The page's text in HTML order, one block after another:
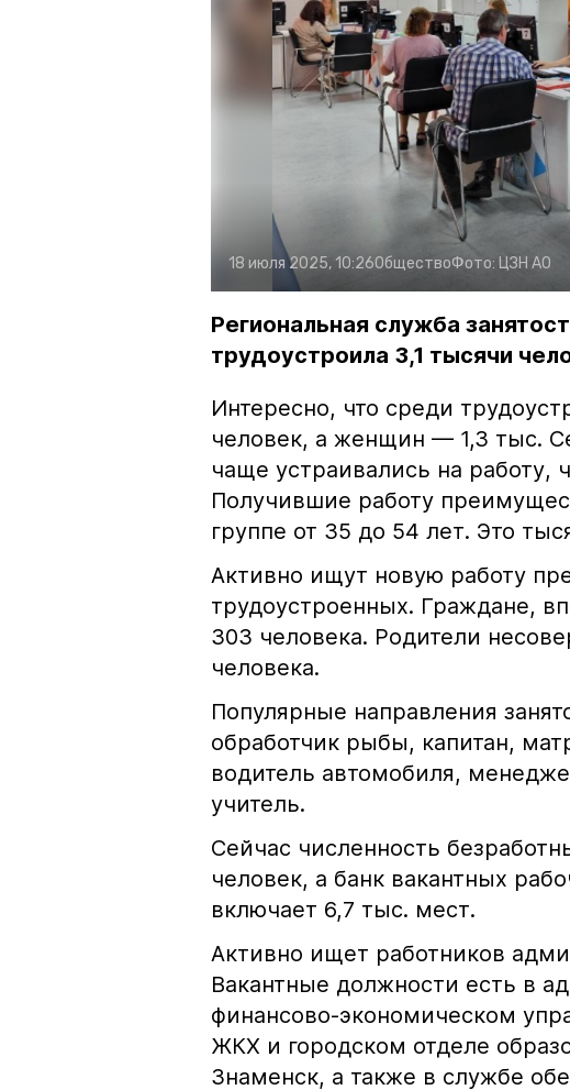
18 июля 2025, 10:26ОбществоФото: ЦЗН АО
Региональная служба
трудоустроила 3,1 тысячи
Интересно, что среди
человек, а женщин — 1,3 тыс.
чаще устраивались на работу,
Получившие работу
группе от 35 до 54 лет. Это
Активно ищут новую работу
трудоустроенных. Граждане,
303 человека. Родители
человека.
Популярные направления
обработчик рыбы, капитан,
водитель автомобиля,
учитель.
Сейчас численность
человек, а банк вакантных
включает 6,7 тыс. мест.
Активно ищет работников
Вакантные должности есть в
финансово-экономическом
ЖКХ и городском отделе
Знаменск, а также в службе